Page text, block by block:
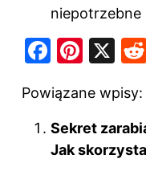
niepotrzebne
F
c
e
b
Pi
er
e
st
X
Powiązane wpisy:
Sekret
Jak